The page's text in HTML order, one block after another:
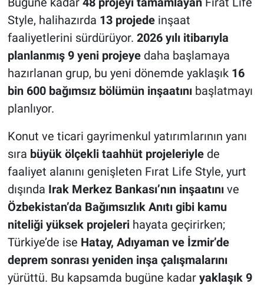
Style, halihazırda 13 projedeinşaat
faaliyetlerini sürdürüyor. 2026 yılı itibarıyla
planlanmış 9 yeni projeyedaha başlamaya
hazırlanan grup, bu yeni dönemde yaklaşık 16
bin 600 bağımsız bölümün inşaatınıbaşlatmayı
planlıyor.
Konut ve ticari gayrimenkul yatırımlarının yanı
sıra büyük ölçekli taahhüt projeleriylede
faaliyet alanını genişleten Fırat Life Style, yurt
dışında Irak Merkez Bankası’nın inşaatınıve
Özbekistan’da Bağımsızlık Anıtı gibi kamu
niteliği yüksek projelerihayata geçirirken;
Türkiye’de ise Hatay, Adıyaman ve İzmir’de
deprem sonrası yeniden inşa çalışmalarını
yürüttü. Bu kapsamda bugüne kadar yaklaşık 9